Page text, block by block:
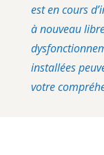
est en cours
à nouveau
installées
votre